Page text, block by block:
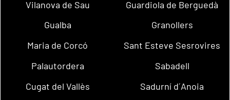
Vilanova de Sau
Guardiola de Berguedà
Gualba
Granollers
Maria de Corcó
Sant Esteve Sesrovires
Palautordera
Sabadell
Cugat del Vallès
Sadurní d´Anoia